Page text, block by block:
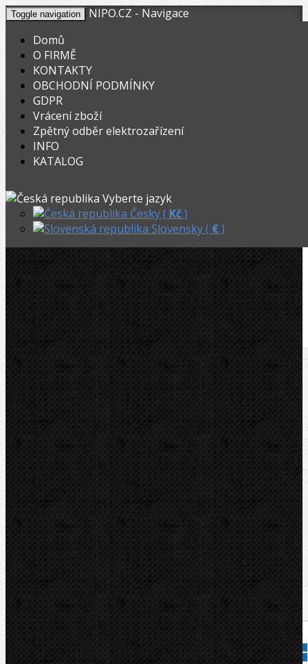
Toggle navigation
NIPO.CZ - Navigace
Domů
O FIRMĚ
KONTAKTY
OBCHODNÍ PODMÍNKY
GDPR
Vrácení zboží
Zpětný odběr elektrozařízení
INFO
KATALOG
Vyberte jazyk
Česky ( Kč)
Slovensky ( €)
V nákupním košíku máte0ks zboží.
Celkem:
Registrovat
OHYBACKY.NET » Elektrické
CBC Rolna 42mm pro UNI42
CBC Rolna 42mm pro UNI42
U nás zaplatíte
2 999,00Kč
U nás zaplatíte s DPH
3 628,79 Kč
Dostupnost:
Na dotaz
Množství: